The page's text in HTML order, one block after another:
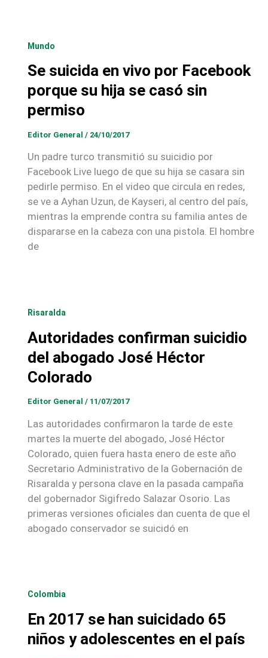
Mundo
Se suicida en vivo por Facebook
porque su hija se casó sin
permiso
Editor General / 24/10/2017
Un padre turco transmitió su suicidio por
Facebook Live luego de que su hija se casara sin
pedirle permiso. En el video que circula en redes,
se ve a Ayhan Uzun, de Kayseri, al centro del país,
mientras la emprende contra su familia antes de
dispararse en la cabeza con una pistola. El hombre
de
Risaralda
Autoridades confirman suicidio
del abogado José Héctor
Colorado
Editor General / 11/07/2017
Las autoridades confirmaron la tarde de este
martes la muerte del abogado, José Héctor
Colorado, quien fuera hasta enero de este año
Secretario Administrativo de la Gobernación de
Risaralda y persona clave en la pasada campaña
del gobernador Sigifredo Salazar Osorio. Las
primeras versiones oficiales dan cuenta de que el
abogado conservador se suicidó en
Colombia
En 2017 se han suicidado 65
niños y adolescentes en el país